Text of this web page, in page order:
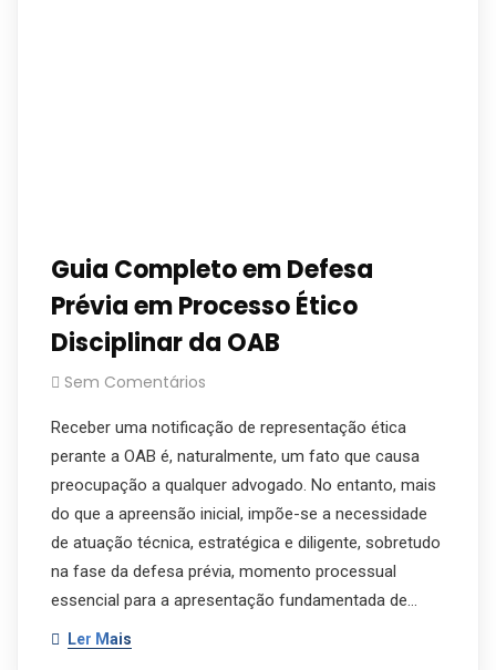
Guia Completo em Defesa
Prévia em Processo Ético
Disciplinar da OAB
Sem Comentários
Receber uma notificação de representação ética
perante a OAB é, naturalmente, um fato que causa
preocupação a qualquer advogado. No entanto, mais
do que a apreensão inicial, impõe-se a necessidade
de atuação técnica, estratégica e diligente, sobretudo
na fase da defesa prévia, momento processual
essencial para a apresentação fundamentada de…
Ler Mais